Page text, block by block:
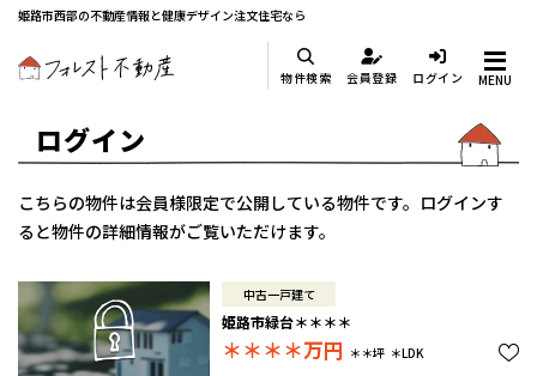
姫路市西部の不動産情報と健康デザイン注文住宅なら
物件検索 会員登録 ログイン MENU
ログイン
こちらの物件は会員様限定で公開している物件です。ログインす
ると物件の詳細情報がご覧いただけます。
中古一戸建て
姫路市緑台＊＊＊＊
＊＊＊＊万円 ＊＊坪 ＊LDK